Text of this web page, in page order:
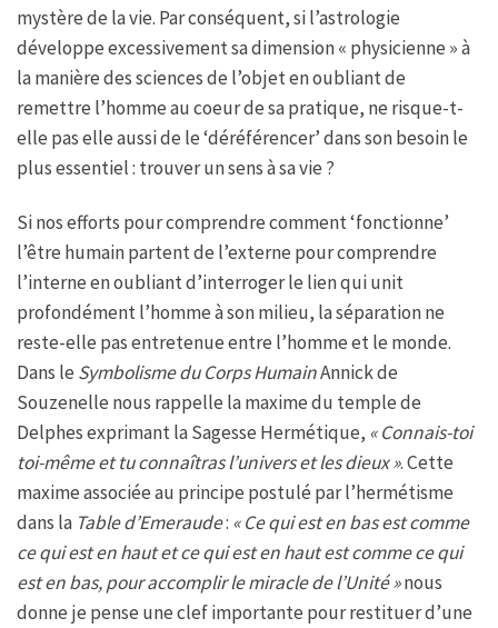
mystère de la vie. Par conséquent, si l’astrologie
développe excessivement sa dimension « physicienne » à
la manière des sciences de l’objet en oubliant de
remettre l’homme au coeur de sa pratique, ne risque-t-
elle pas elle aussi de le ‘déréférencer’ dans son besoin le
plus essentiel : trouver un sens à sa vie ?
Si nos efforts pour comprendre comment ‘fonctionne’
l’être humain partent de l’externe pour comprendre
l’interne en oubliant d’interroger le lien qui unit
profondément l’homme à son milieu, la séparation ne
reste-elle pas entretenue entre l’homme et le monde.
Dans leSymbolisme du Corps HumainAnnick de
Souzenelle nous rappelle la maxime du temple de
Delphes exprimant la Sagesse Hermétique, « Connais-toi
toi-même et tu connaîtras l’univers et les dieux ». Cette
maxime associée au principe postulé par l’hermétisme
dans la Table d’Emeraude: « Ce qui est en bas est comme
ce qui est en haut et ce qui est en haut est comme ce qui
est en bas, pour accomplir le miracle de l’Unité »nous
donne je pense une clef importante pour restituer d’une